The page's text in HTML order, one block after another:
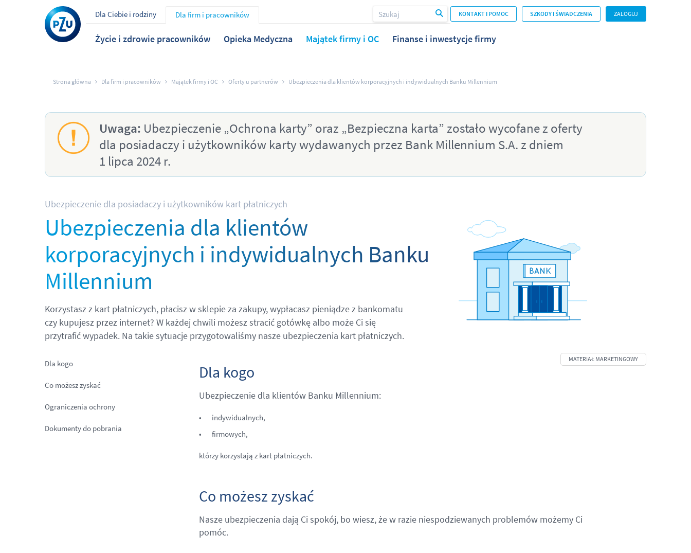
Dla Ciebie i rodziny Dla firm i pracowników
Życie i zdrowie pracowników Opieka Medyczna Majątek firmy i OC Finanse i inwestycje firmy
KONTAKT I POMOC SZKODY I ŚWIADCZENIA ZALOGUJ
Strona główna Dla firm i pracowników Majątek firmy i OC Oferty u partnerów Ubezpieczenia dla klientów korporacyjnych i indywidualnych Banku Millennium
Uwaga: Ubezpieczenie „Ochrona karty” oraz „Bezpieczna karta” zostało wycofane z oferty
dla posiadaczy i użytkowników karty wydawanych przez Bank Millennium S.A. z dniem
1 lipca 2024 r.
Ubezpieczenie dla posiadaczy i użytkowników kart płatniczych
Ubezpieczenia dla klientów
korporacyjnych i indywidualnych Banku
Millennium
Korzystasz z kart płatniczych, płacisz w sklepie za zakupy, wypłacasz pieniądze z bankomatu
czy kupujesz przez internet? W każdej chwili możesz stracić gotówkę albo może Ci się
przytrafić wypadek. Na takie sytuacje przygotowaliśmy nasze ubezpieczenia kart płatniczych.
Dla kogo
Co możesz zyskać
Ograniczenia ochrony
Dokumenty do pobrania
Dla kogo
Ubezpieczenie dla klientów Banku Millennium:
indywidualnych,
firmowych,
którzy korzystają z kart płatniczych.
Co możesz zyskać
Nasze ubezpieczenia dają Ci spokój, bo wiesz, że w razie niespodziewanych problemów możemy Ci
pomóc.